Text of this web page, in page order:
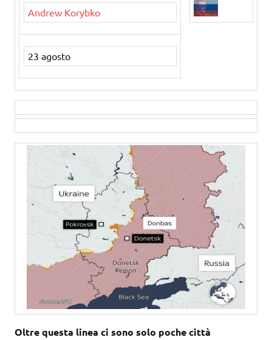
Andrew Korybko
23 agosto
Oltre questa linea ci sono solo poche città